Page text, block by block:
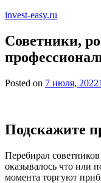
invest-easy.ru
Советники,
Posted on 7 июля, 2022
Подскажите
Перебирал
оказывалось что или
момента торгуют